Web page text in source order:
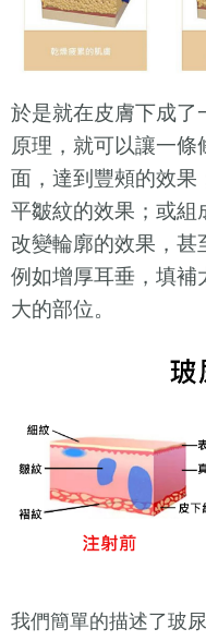
於是就在皮膚下成了
原理，就可以讓一
面，達到豐頰的效果
平皺紋的效果；或組
改變輪廓的效果，甚
例如增厚耳垂，填補
大的部位。
我們簡單的描述了玻